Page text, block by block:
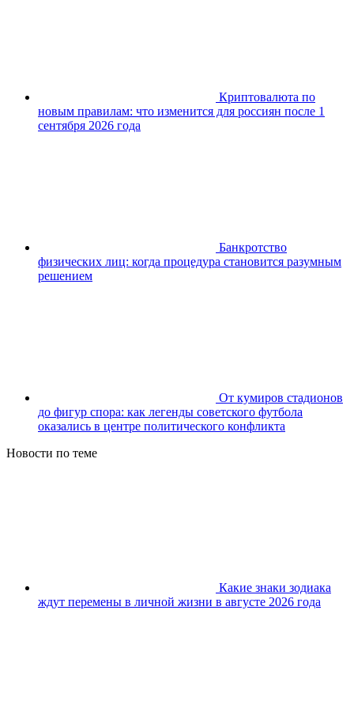
Криптовалюта по
новым правилам: что изменится для россиян после 1
сентября 2026 года
Банкротство
физических лиц: когда процедура становится разумным
решением
От кумиров стадионов
до фигур спора: как легенды советского футбола
оказались в центре политического конфликта
Новости по теме
Какие знаки зодиака
ждут перемены в личной жизни в августе 2026 года